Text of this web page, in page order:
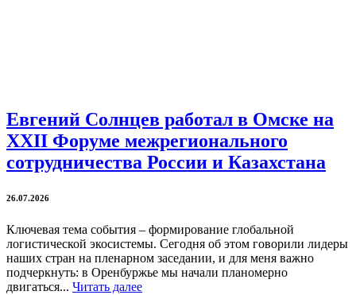
Евгений Солнцев работал в Омске на
XXII Форуме межрегионального
сотрудничества России и Казахстана
26.07.2026
Ключевая тема события – формирование глобальной
логистической экосистемы. Сегодня об этом говорили лидеры
наших стран на пленарном заседании, и для меня важно
подчеркнуть: в Оренбуржье мы начали планомерно
двигаться... Читать далее